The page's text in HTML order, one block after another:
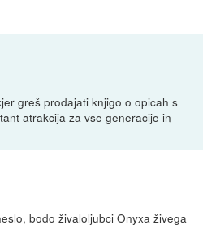
greš prodajati knjigo o opicah s
atrakcija za vse generacije in
bodo živaloljubci Onyxa živega